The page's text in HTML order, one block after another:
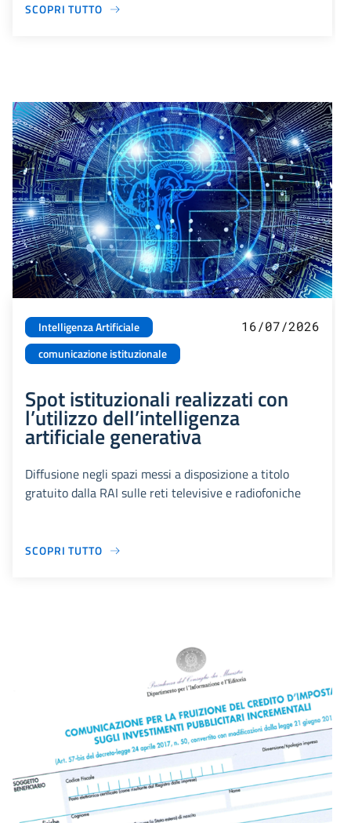
SCOPRI TUTTO
Intelligenza Artificiale
comunicazione istituzionale
16/07/2026
Spot istituzionali realizzati con
l’utilizzo dell’intelligenza
artificiale generativa
Diffusione negli spazi messi a disposizione a titolo
gratuito dalla RAI sulle reti televisive e radiofoniche
SCOPRI TUTTO